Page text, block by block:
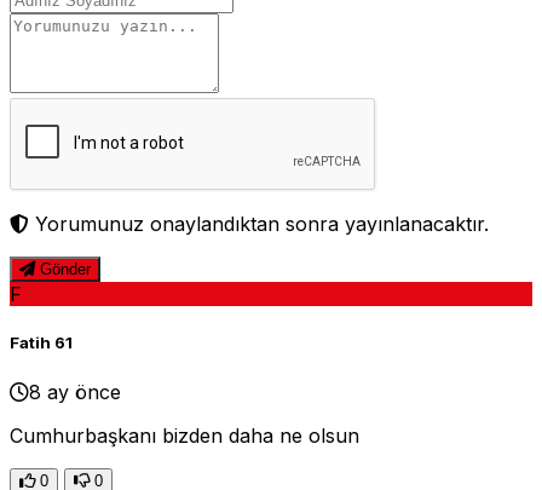
Yorumunuz onaylandıktan sonra yayınlanacaktır.
Gönder
F
Fatih 61
8 ay önce
Cumhurbaşkanı bizden daha ne olsun
0 0